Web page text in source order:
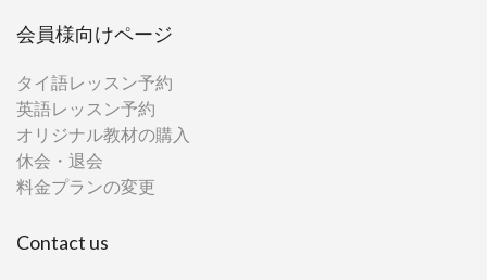
会員様向けページ
タイ語レッスン予約
英語レッスン予約
オリジナル教材の購入
休会・退会
料金プランの変更
Contact us